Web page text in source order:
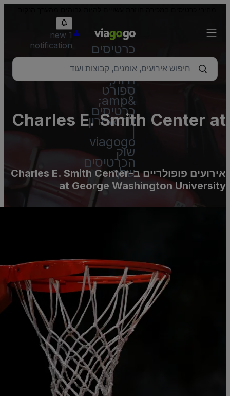
כרטיסים
–
הופעות
חיות,
ספורט
&amp;
כרטיסים
לתיאטרון
|
viagogo
שוק
הכרטיסים
שלך
1 new
notification
Charles E. Smith Center
George
אירועים פופולריים ב-Charles E. Smith Center
at George Washington